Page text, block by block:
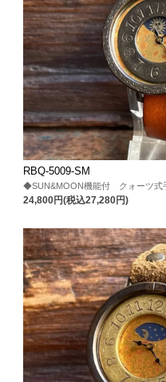
RBQ-5009-SM
◆SUN&MOON機能付 クォーツ式
24,800円(税込27,280円)